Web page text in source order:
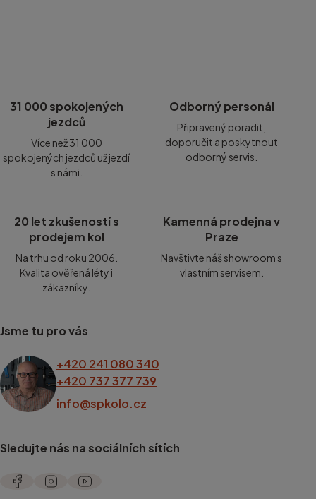
31 000 spokojených
jezdců
Více než 31 000
spokojených jezdců už jezdí
s námi.
Odborný personál
Připravený poradit,
doporučit a poskytnout
odborný servis.
20 let zkušeností s
prodejem kol
Na trhu od roku 2006.
Kvalita ověřená léty i
zákazníky.
Kamenná prodejna v
Praze
Navštivte náš showroom s
vlastním servisem.
Jsme tu pro vás
+420 241 080 340
+420 737 377 739
info@spkolo.cz
Sledujte nás na sociálních sítích